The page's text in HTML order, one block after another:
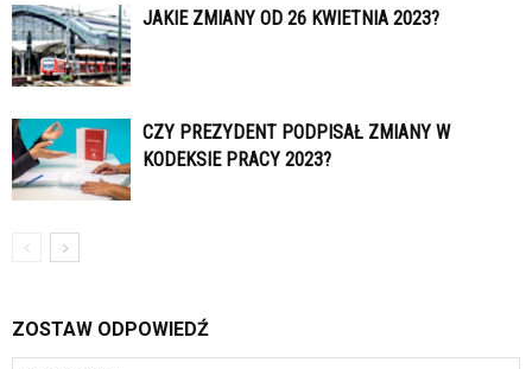
JAKIE ZMIANY OD 26 KWIETNIA 2023?
CZY PREZYDENT PODPISAŁ ZMIANY W
KODEKSIE PRACY 2023?
ZOSTAW ODPOWIEDŹ